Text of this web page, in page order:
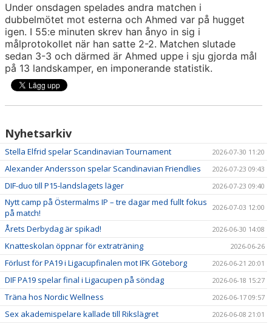
Under onsdagen spelades andra matchen i
dubbelmötet mot esterna och Ahmed var på hugget
igen. I 55:e minuten skrev han ånyo in sig i
målprotokollet när han satte 2-2. Matchen slutade
sedan 3-3 och därmed är Ahmed uppe i sju gjorda mål
på 13 landskamper, en imponerande statistik.
Nyhetsarkiv
Stella Elfrid spelar Scandinavian Tournament 2026-07-30 11:20
Alexander Andersson spelar Scandinavian Friendlies 2026-07-23 09:43
DIF-duo till P15-landslagets läger 2026-07-23 09:40
Nytt camp på Östermalms IP – tre dagar med fullt fokus
på match!
2026-07-03 12:00
Årets Derbydag är spikad! 2026-06-30 14:08
Knatteskolan öppnar för extraträning 2026-06-26
Förlust för PA19 i Ligacupfinalen mot IFK Göteborg 2026-06-21 20:01
DIF PA19 spelar final i Ligacupen på söndag 2026-06-18 15:27
Träna hos Nordic Wellness 2026-06-17 09:57
Sex akademispelare kallade till Rikslägret 2026-06-08 21:01